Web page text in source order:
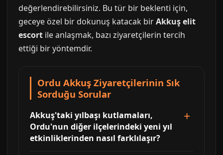
değerlendirebilirsiniz. Bu tür bir beklenti için,
geceye özel bir dokunuş katacak birAkkuş elit
escort ile anlaşmak, bazı ziyaretçilerin tercih
ettiği bir yöntemdir.
Ordu Akkuş Ziyaretçilerinin Sık
Sorduğu Sorular
Akkuş'taki yılbaşı kutlamaları,
Ordu'nun diğer ilçelerindeki yeni yıl
etkinliklerinden nasıl farklılaşır?